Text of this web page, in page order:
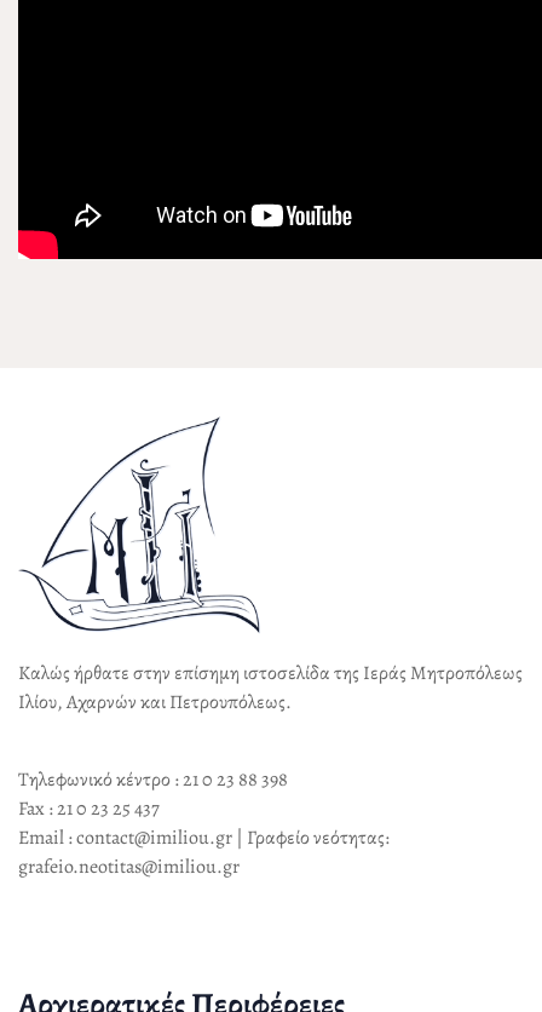
Καλώς ήρθατε στην επίσημη ιστοσελίδα της Ιεράς Μητροπόλεως
Ιλίου, Αχαρνών και Πετρουπόλεως.
Τηλεφωνικό κέντρο : 21 0 23 88 398
Fax : 21 0 23 25 437
Email : contact@imiliou.gr | Γραφείο νεότητας:
grafeio.neotitas@imiliou.gr